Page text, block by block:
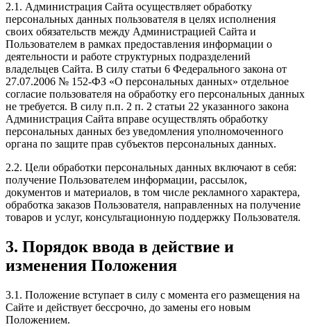
2.1. Администрация Сайта осуществляет обработку
персональных данных пользователя в целях исполнения
своих обязательств между Администрацией Сайта и
Пользователем в рамках предоставления информации о
деятельности и работе структурных подразделений
владельцев Сайта. В силу статьи 6 Федерального закона от
27.07.2006 № 152-ФЗ «О персональных данных» отдельное
согласие пользователя на обработку его персональных данных
не требуется. В силу п.п. 2 п. 2 статьи 22 указанного закона
Администрация Сайта вправе осуществлять обработку
персональных данных без уведомления уполномоченного
органа по защите прав субъектов персональных данных.
2.2. Цели обработки персональных данных включают в себя:
получение Пользователем информации, рассылок,
документов и материалов, в том числе рекламного характера,
обработка заказов Пользователя, направленных на получение
товаров и услуг, консультационную поддержку Пользователя.
3. Порядок ввода в действие и
изменения Положения
3.1. Положение вступает в силу с момента его размещения на
Сайте и действует бессрочно, до замены его новым
Положением.